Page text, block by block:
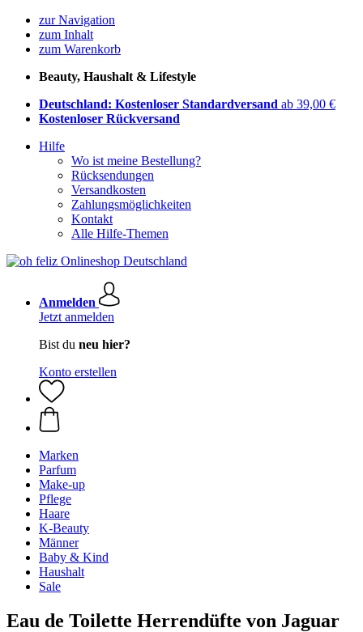
zur Navigation
zum Inhalt
zum Warenkorb
Beauty, Haushalt & Lifestyle
Deutschland: Kostenloser Standardversand ab 39,00 €
Kostenloser Rückversand
Hilfe
Wo ist meine Bestellung?
Rücksendungen
Versandkosten
Zahlungsmöglichkeiten
Kontakt
Alle Hilfe-Themen
Anmelden
Jetzt anmelden
Bist du neu hier?
Konto erstellen
Marken
Parfum
Make-up
Pflege
Haare
K-Beauty
Männer
Baby & Kind
Haushalt
Sale
Eau de Toilette Herrendüfte von Jaguar